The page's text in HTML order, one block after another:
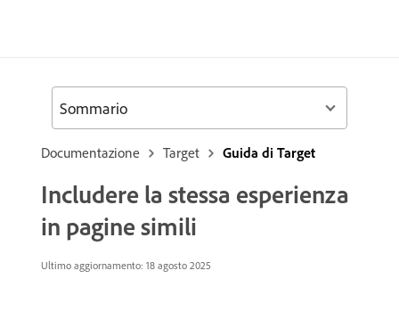
Documentazione Target Guida di Target
Includere la stessa esperienza
in pagine simili
Ultimo aggiornamento: 18 agosto 2025
Sommario